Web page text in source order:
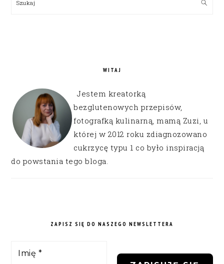
WITAJ
Jestem kreatorką
bezglutenowych przepisów,
fotografką kulinarną, mamą Zuzi, u
której w 2012 roku zdiagnozowano
cukrzycę typu 1 co było inspiracją
do powstania tego bloga.
ZAPISZ SIĘ DO NASZEGO NEWSLETTERA